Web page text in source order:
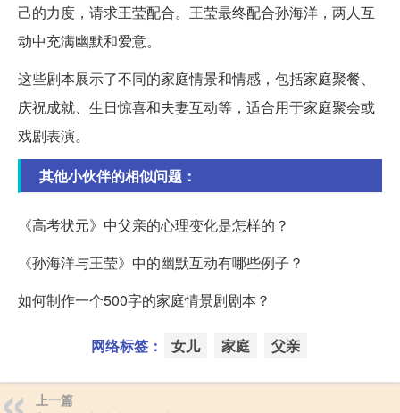
己的力度，请求王莹配合。王莹最终配合孙海洋，两人互
动中充满幽默和爱意。
这些剧本展示了不同的家庭情景和情感，包括家庭聚餐、
庆祝成就、生日惊喜和夫妻互动等，适合用于家庭聚会或
戏剧表演。
其他小伙伴的相似问题：
《高考状元》中父亲的心理变化是怎样的？
《孙海洋与王莹》中的幽默互动有哪些例子？
如何制作一个500字的家庭情景剧剧本？
网络标签： 女儿 家庭 父亲
上一篇